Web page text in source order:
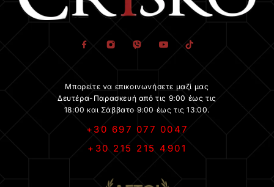
Μπορείτε να επικοινωνήσετε μαζί μας
Δευτέρα-Παρασκευή από τις 9:00 έως τις
18:00 και Σάββατο 9:00 έως τις 13:00.
+30 697 077 0047
+30 215 215 4901